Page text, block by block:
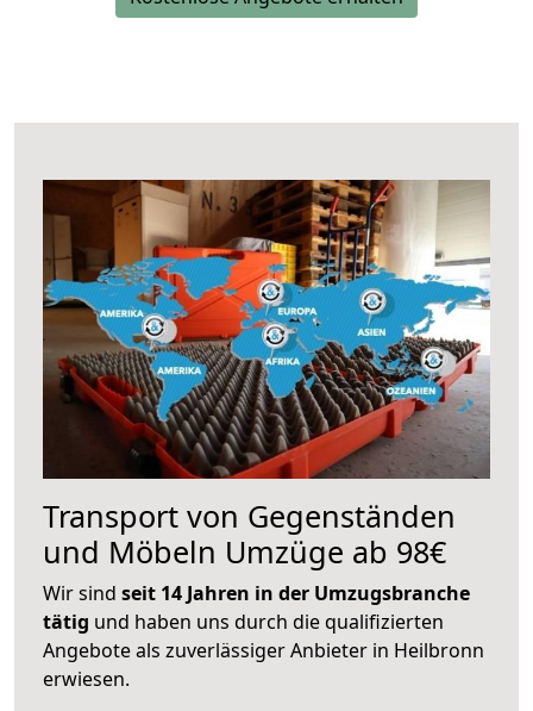
Transport von Gegenständen
und Möbeln Umzüge ab 98€
Wir sind seit 14 Jahren in der Umzugsbranche
tätig und haben uns durch die qualifizierten
Angebote als zuverlässiger Anbieter in Heilbronn
erwiesen.